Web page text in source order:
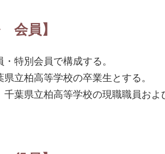
会員】
特別会員で構成する。
立柏高等学校の卒業生とする。
千葉県立柏高等学校の現職職員およ